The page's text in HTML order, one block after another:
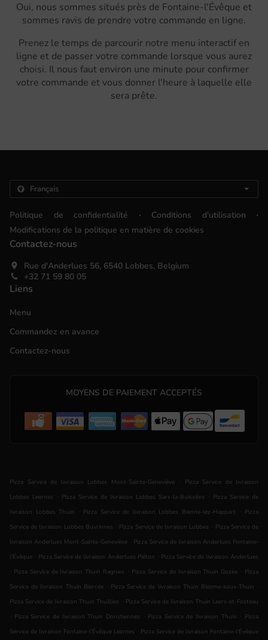
Oui, nous sommes situés près de Fontaine-l'Évêque et
sommes ravis de prendre votre commande en ligne.
Prenez le temps de parcourir notre menu interactif en
ligne et de passer votre commande lorsque vous aurez
choisi. Il nous faut environ une minute pour confirmer
votre commande et vous donner l'heure à laquelle elle
sera prête.
Politique de confidentialité . Conditions d'utilisation .
Modifications de la politique en matière de cookies
Contactez-nous
Rue d'Anderlues 56, 6540 Lobbes, Belgium
+32 71 59 80 05
Liens
Menu
Commandez en avance
Contactez-nous
MOYENS DE PAIEMENT ACCEPTÉS
Pizza Service de livraison Lobbes Mont-Sainte-Geneviève . Pizza Service de livraison
Lobbes Leernes
. Pizza Service de livraison Lobbes Sars-la-Buissière . Pizza Service de
livraison Lobbes Thuin
. Pizza Service de livraison Lobbes Bienne-lez-Happart . Pizza
Service de livraison Lobbes Buvrinnes . Pizza Service de livraison Lobbes . Pizza Service de
livraison Anderlues Mont-Sainte-Geneviève . Pizza Service de livraison Anderlues Fontaine-
l'Évêque . Pizza Service de livraison Anderlues Piéton . Pizza Service de livraison Anderlues
. Pizza Service de livraison Thuin Ragnies . Pizza Service de livraison Thuin Gozée . Pizza
Service de livraison Thuin Biercée . Pizza Service de livraison Thuin Biesme-sous-Thuin .
Pizza Service de livraison Thuin Thuillies . Pizza Service de livraison Thuin Leers-et-Fosteau
. Pizza Service de livraison Thuin Donstiennes . Pizza Service de livraison Thuin . Pizza
Service de livraison Fontaine-l'Évêque Leernes . Pizza Service de livraison Fontaine-l'Évêque